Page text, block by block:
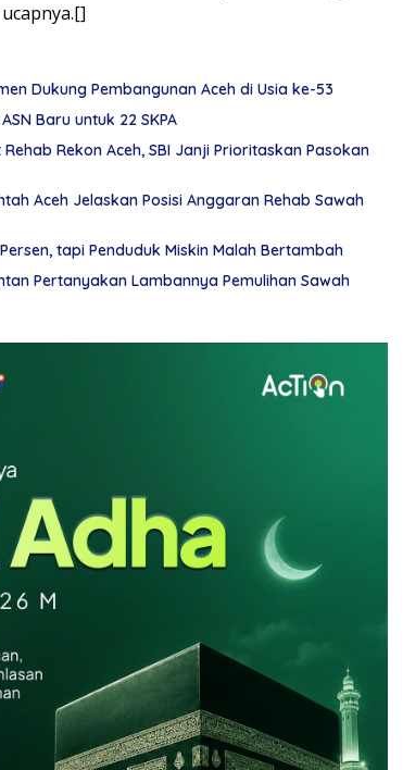
Dukung Pembangunan Aceh di Usia ke-53
Baru untuk 22 SKPA
Rekon Aceh, SBI Janji Prioritaskan Pasokan
Aceh Jelaskan Posisi Anggaran Rehab Sawah
tapi Penduduk Miskin Malah Bertambah
Pertanyakan Lambannya Pemulihan Sawah